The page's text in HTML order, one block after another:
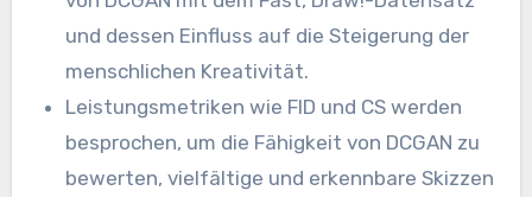
und dessen Einfluss auf die Steigerung der
menschlichen Kreativität.
Leistungsmetriken wie FID und CS werden
besprochen, um die Fähigkeit von DCGAN zu
bewerten, vielfältige und erkennbare Skizzen